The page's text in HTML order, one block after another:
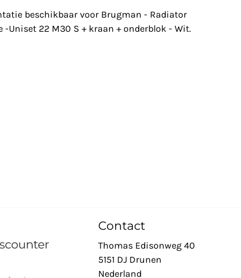
beschikbaar voor Brugman - Radiator
Uniset 22 M30 S + kraan + onderblok - Wit.
Contact
Thomas Edisonweg 40
5151 DJ Drunen
Nederland